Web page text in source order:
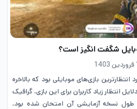
شگفت انگیز است؟
انتظارترین بازی‌های موبایلی بود که بالاخره
انتظار زیاد کاربران برای این بازی، گرافیک
طول نسخه آزمایشی آن امتحان شده بود.